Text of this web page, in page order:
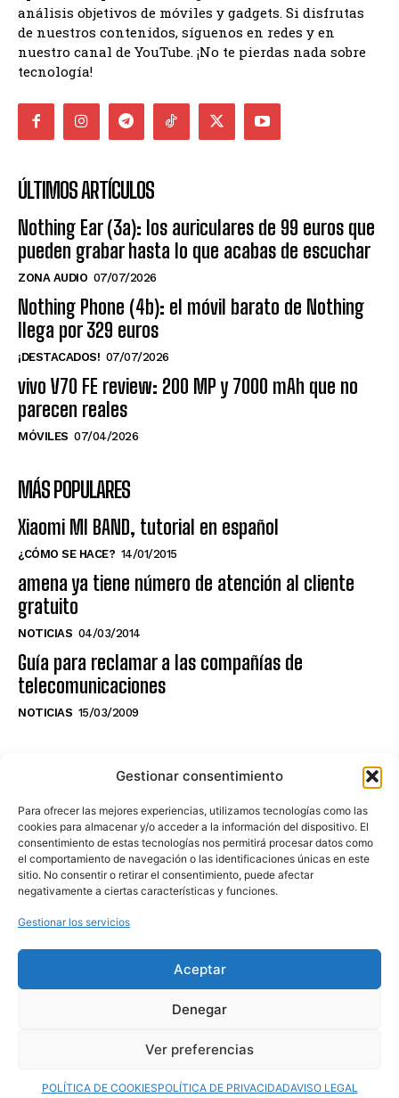
Gestionar consentimiento
Para ofrecer las mejores experiencias, utilizamos tecnologías como las
cookies para almacenar y/o acceder a la información del dispositivo. El
consentimiento de estas tecnologías nos permitirá procesar datos como
el comportamiento de navegación o las identificaciones únicas en este
sitio. No consentir o retirar el consentimiento, puede afectar
negativamente a ciertas características y funciones.
Gestionar los servicios
Aceptar
Denegar
Ver preferencias
POLÍTICA DE COOKIESPOLÍTICA DE PRIVACIDADAVISO LEGAL
análisis objetivos de móviles y gadgets. Si disfrutas
de nuestros contenidos, síguenos en redes y en
nuestro canal de YouTube. ¡No te pierdas nada sobre
tecnología!
ÚLTIMOS ARTÍCULOS
Nothing Ear (3a): los auriculares de 99 euros que
pueden grabar hasta lo que acabas de escuchar
ZONA AUDIO 07/07/2026
Nothing Phone (4b): el móvil barato de Nothing
llega por 329 euros
¡DESTACADOS! 07/07/2026
vivo V70 FE review: 200 MP y 7000 mAh que no
parecen reales
MÓVILES 07/04/2026
MÁS POPULARES
Xiaomi MI BAND, tutorial en español
¿CÓMO SE HACE? 14/01/2015
amena ya tiene número de atención al cliente
gratuito
NOTICIAS 04/03/2014
Guía para reclamar a las compañías de
telecomunicaciones
NOTICIAS 15/03/2009
NO TE PIERDAS LO ÚLTIMO DEL CANAL
Haz clic en «Estoy de acuerdo» para
activar Youtube
POLÍTICA DE COOKIES
© 2025 MovilToday. Todos los derechos reservados.